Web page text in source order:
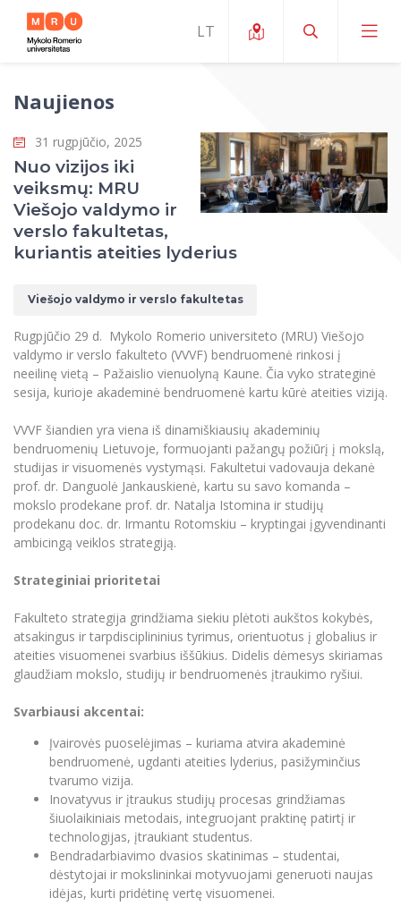
Apie ERUA
Naujienos ir renginiai
Galimybės
Komanda ir kontaktai
Mano studijos
Studijų organizavimas ir aplinka
Finansai
Studentų organizacijos
Studentų namai
Estetinis ugdymas
Pramoginių šokių kolektyvas ,,Bolero”
MRU pop vokalinis ansamblis (vadovas Artūras
Novikas)
MRU merginų choras
Dokumentai reglamentuojantys studijas
kompetencijų vertinimas ir pripažinimas
Studijų organizavimas
Studijų kokybė
Tarptautiniai mainai
Studentams
Erasmus+ mobilumas studijoms (SMS)
Kitos galimybės
Darbuotojams
Azijos centras
Vilniaus Karaliaus Sedžiongo institutas
Frankofoniškų šalių studijų centras
Skaitmeniniai ženkliukai
Karjeros centras
MOin – MRU Mokslo ir inovacijų savaitė
Mokslo programos
Tarptautinių ekspertų tinklas
Atitikties mokslinių tyrimų etikai komitetas
Mokslo laboratorijos
Žmogaus, aplinkos ir technologijų (HET)
Doktorantūra
Projektai
Mokslo naujienos
Kasmetiniai mokslo renginiai
Apie MRU
Reitingai
Universiteto garbės nariai
Veiklos dokumentai
Akademinė etika
Darbas MRU
Universiteto simbolika
Atributika
Naujienos
Tarptautiškumas
Studentams
Darbuotojams
Partnerystės
Azijos centras
Vilniaus Karaliaus Sedžiongo institutas
Frankofoniškų šalių studijų centras
Partnerystės
Azijos centras
Vilniaus Karaliaus Sedžiongo institutas
Frankofoniškų šalių studijų centras
Darnus vystymasis
Negalia ir individualieji poreikiai
Viešai skelbiama informacija
Parama Ukrainai
Civilinė sauga
Žmogaus ir visuomenės studijų fakultetas
Viešojo valdymo ir verslo fakultetas
Sūduvos akademija
Pranešimai spaudai
Ekspertų sąrašas
Renginių kalendorius
Tinklalaidės
Bakalauro studijos
Magistrantūros studijos
Vadovų MBA
Švietimo ir kultūros vadovų MPA
Papildomosios studijos
Doktorantūros studijos
Profesinės bakalauro studijos
Personalo valdymo centras
Informacija naujiems darbuotojams
Studijų Moodle (studijų vykdymui)
Darbuotojų Moodle (kompetencijų tobulinimui)
Studijų tvarkaraštis
Informacinė sistema "Studijos"
Darbuotojų elektroninis paštas
Daugiafaktorinė autentifikacija universiteto
darbuotojams (MFA)
Naujienos
31 rugpjūčio, 2025
Nuo vizijos iki
veiksmų: MRU
Viešojo valdymo ir
verslo fakultetas,
kuriantis ateities lyderius
Viešojo valdymo ir verslo fakultetas
Rugpjūčio 29 d. Mykolo Romerio universiteto (MRU) Viešojo
valdymo ir verslo fakulteto (VVVF) bendruomenė rinkosi į
neeilinę vietą – Pažaislio vienuolyną Kaune. Čia vyko strateginė
sesija, kurioje akademinė bendruomenė kartu kūrė ateities viziją.
VVVF šiandien yra viena iš dinamiškiausių akademinių
bendruomenių Lietuvoje, formuojanti pažangų požiūrį į mokslą,
studijas ir visuomenės vystymąsi. Fakultetui vadovauja dekanė
prof. dr. Danguolė Jankauskienė, kartu su savo komanda –
mokslo prodekane prof. dr. Natalja Istomina ir studijų
prodekanu doc. dr. Irmantu Rotomskiu – kryptingai įgyvendinanti
ambicingą veiklos strategiją.
Strateginiai prioritetai
Fakulteto strategija grindžiama siekiu plėtoti aukštos kokybės,
atsakingus ir tarpdisciplininius tyrimus, orientuotus į globalius ir
ateities visuomenei svarbius iššūkius. Didelis dėmesys skiriamas
glaudžiam mokslo, studijų ir bendruomenės įtraukimo ryšiui.
Svarbiausi akcentai:
Įvairovės puoselėjimas – kuriama atvira akademinė
bendruomenė, ugdanti ateities lyderius, pasižyminčius
tvarumo vizija.
Inovatyvus ir įtraukus studijų procesas grindžiamas
šiuolaikiniais metodais, integruojant praktinę patirtį ir
technologijas, įtraukiant studentus.
Bendradarbiavimo dvasios skatinimas – studentai,
dėstytojai ir mokslininkai motyvuojami generuoti naujas
idėjas, kurti pridėtinę vertę visuomenei.